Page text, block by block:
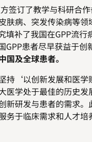
签订了教学与科研合
肤病、突发传染病等
填补了我国在GPP流行
GPP患者尽早获益于创
及全球患者。
持‘以创新发展和医
学处于最佳的历史
研发与患者的需求
于临床需求和人才